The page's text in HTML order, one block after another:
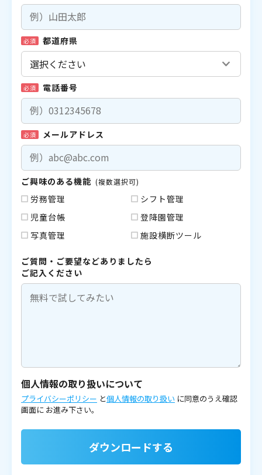
必須 都道府県
必須 電話番号
必須 メールアドレス
ご興味のある機能 (複数選択可)
労務管理
シフト管理
児童台帳
登降園管理
写真管理
施設横断ツール
ご質問・ご要望などありましたら
ご記入ください
個人情報の取り扱いについて
プライバシーポリシー と個人情報の取り扱い に同意のうえ確認
画面に お進み下さい。
ダウンロードする